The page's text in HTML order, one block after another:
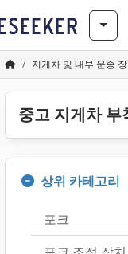
지게차 및 내부 운송
중고 지게차 부
상위 카테고리
포크